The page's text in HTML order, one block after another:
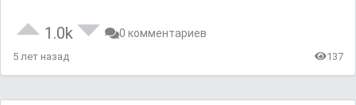
1.0k 0 комментариев
5 лет назад 137